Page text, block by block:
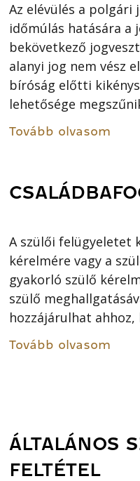
Az elévülés a polgári
időmúlás hatására a
bekövetkező
alanyi jog nem vész
bíróság előtti
lehetősége
Tovább olvasom
A szülői felügyeletet
kérelmére vagy a
gyakorló szülő
szülő
hozzájárulhat ahhoz,
Tovább olvasom
ÁLTALÁNOS
FELTÉTEL